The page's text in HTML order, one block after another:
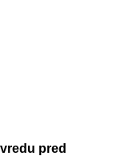
pred